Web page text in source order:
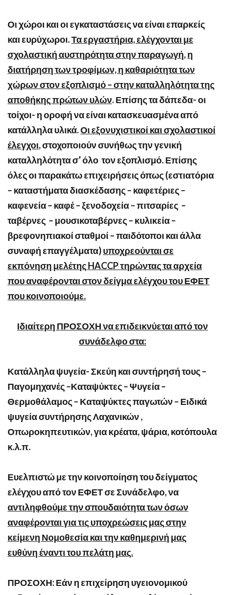
Οι χώροι και οι εγκαταστάσεις να είναι επαρκείς
και ευρύχωροι.Τα εργαστήρια, ελέγχονται με
σχολαστική αυστηρότητα στην παραγωγή,η
διατήρηση των τροφίμων, η καθαριότητα των
χώρων στον εξοπλισμό – στην καταλληλότητα της
αποθήκης πρώτων υλών. Επίσης τα δάπεδα- οι
τοίχοι- η οροφή να είναι κατασκευασμένα από
κατάλληλα υλικά.Οι εξονυχιστικοί και σχολαστικοί
έλεγχοι, στοχοποιούν συνήθως την γενική
καταλληλότητα σ’ όλο τον εξοπλισμό. Επίσης
όλες οι παρακάτω επιχειρήσεις όπως (εστιατόρια
– καταστήματα διασκέδασης – καφετέριες –
καφενεία – καφέ – ξενοδοχεία – πιτσαρίες –
ταβέρνες – μουσικοταβέρνες – κυλικεία –
βρεφονηπιακοί σταθμοί – παιδότοποι και άλλα
συναφή επαγγέλματα)υποχρεούνται σε
εκπόνηση μελέτηςHACCPτηρώντας τα αρχεία
που αναφέρονται στον δείγμα ελέγχου του ΕΦΕΤ
που κοινοποιούμε.
Ιδιαίτερη ΠΡΟΣΟΧΗ να επιδεικνύεται από τον
συνάδελφο στα:
Κατάλληλα ψυγεία- Σκεύη και συντήρησή τους –
Παγομηχανές –Καταψύκτες – Ψυγεία –
Θερμοθάλαμος – Καταψύκτες παγωτών – Ειδικά
ψυγεία συντήρησης Λαχανικών ,
Οπωροκηπευτικών, για κρέατα, ψάρια, κοτόπουλα
κ.λ.π.
Ευελπιστώ με την κοινοποίηση του δείγματος
ελέγχου από τον ΕΦΕΤ σε Συνάδελφο, να
αντιληφθούμε την σπουδαιότητα των όσων
αναφέρονται για τις υποχρεώσεις μας στην
κείμενη Νομοθεσία και την καθημερινή μας
ευθύνη έναντι του πελάτη μας.
ΠΡΟΣΟΧΗ: Εάν η επιχείρηση υγειονομικού